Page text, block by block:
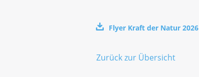
Flyer Kraft der Natur 2026
Zurück zur Übersicht